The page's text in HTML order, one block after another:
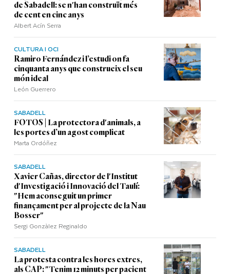
de Sabadell: se n'han construït més
de cent en cinc anys
Albert Acín Serra
CULTURA I OCI
Ramiro Fernández i l’estudi on fa
cinquanta anys que construeix el seu
món ideal
León Guerrero
SABADELL
FOTOS | La protectora d'animals, a
les portes d’un agost complicat
Marta Ordóñez
SABADELL
Xavier Cañas, director de l'Institut
d'Investigació i Innovació del Taulí:
"Hem aconseguit un primer
finançament per al projecte de la Nau
Bosser"
Sergi Gonzàlez Reginaldo
SABADELL
La protesta contra les hores extres,
als CAP: "Tenim 12 minuts per pacient